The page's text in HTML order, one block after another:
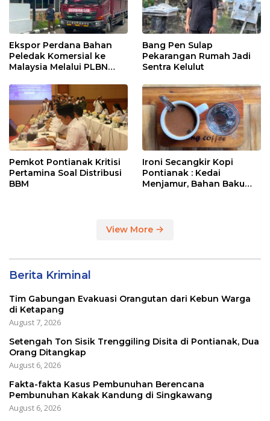
Ekspor Perdana Bahan
Peledak Komersial ke
Malaysia Melalui PLBN
Bang Pen Sulap
Pekarangan Rumah Jadi
Sentra Kelulut
Pemkot Pontianak Kritisi
Pertamina Soal Distribusi
BBM
Ironi Secangkir Kopi
Pontianak : Kedai
Menjamur, Bahan Baku
View More
Berita Kriminal
Tim Gabungan Evakuasi Orangutan dari Kebun Warga
di Ketapang
August 7, 2026
Setengah Ton Sisik Trenggiling Disita di Pontianak, Dua
Orang Ditangkap
August 6, 2026
Fakta-fakta Kasus Pembunuhan Berencana
Pembunuhan Kakak Kandung di Singkawang
August 6, 2026